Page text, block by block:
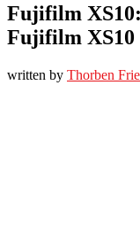
Fujifilm
Fujifilm XS10
written by Thorben